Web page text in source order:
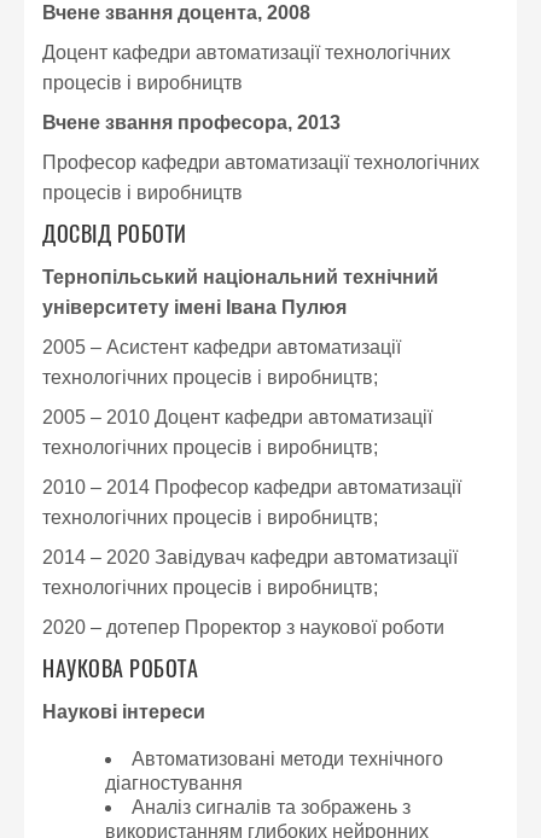
Вчене звання доцента, 2008
Доцент кафедри автоматизації технологічних
процесів і виробництв
Вчене звання професора, 2013
Професор кафедри автоматизації технологічних
процесів і виробництв
ДОСВІД РОБОТИ
Тернопільський національний технічний
університету імені Івана Пулюя
2005 – Асистент кафедри автоматизації
технологічних процесів і виробництв;
2005 – 2010 Доцент кафедри автоматизації
технологічних процесів і виробництв;
2010 – 2014 Професор кафедри автоматизації
технологічних процесів і виробництв;
2014 – 2020 Завідувач кафедри автоматизації
технологічних процесів і виробництв;
2020 – дотепер Проректор з наукової роботи
НАУКОВА РОБОТА
Наукові інтереси
Автоматизовані методи технічного
діагностування
Аналіз сигналів та зображень з
використанням глибоких нейронних